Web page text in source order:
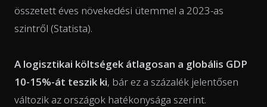
összetett éves növekedési ütemmel a 2023-as
szintről (Statista).
A logisztikai költségek átlagosan a globális GDP
10-15%-át teszik ki, bár ez a százalék jelentősen
változik az országok hatékonysága szerint.